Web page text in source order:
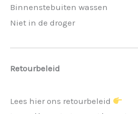
Binnenstebuiten wassen
Niet in de droger
Retourbeleid
Lees hier ons retourbeleid